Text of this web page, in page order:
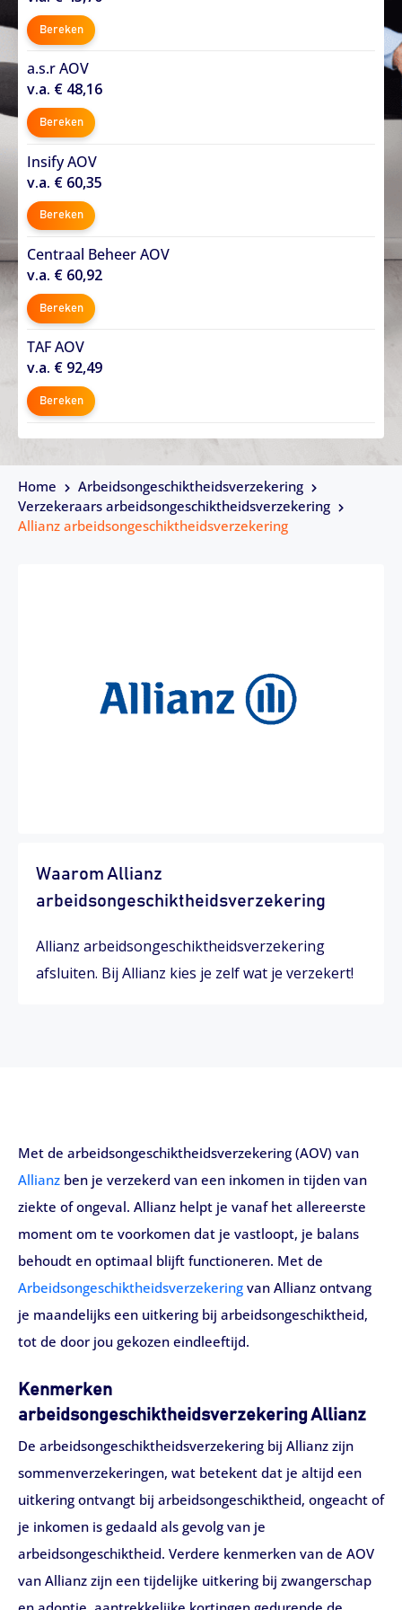
Bereken
a.s.r AOV
v.a. € 48,16
Bereken
Insify AOV
v.a. € 60,35
Bereken
Centraal Beheer AOV
v.a. € 60,92
Bereken
TAF AOV
v.a. € 92,49
Bereken
Home
Arbeidsongeschiktheids­­verzekering
Verzekeraars arbeidsongeschiktheidsverzekering
Allianz arbeidsongeschiktheidsverzekering
Waarom Allianz
arbeidsongeschiktheidsverzekering
Allianz arbeidsongeschiktheidsverzekering
afsluiten. Bij Allianz kies je zelf wat je verzekert!
Met de arbeidsongeschiktheidsverzekering (AOV) van
Allianz ben je verzekerd van een inkomen in tijden van
ziekte of ongeval. Allianz helpt je vanaf het allereerste
moment om te voorkomen dat je vastloopt, je balans
behoudt en optimaal blijft functioneren. Met de
Arbeidsongeschiktheidsverzekering van Allianz ontvang
je maandelijks een uitkering bij arbeidsongeschiktheid,
tot de door jou gekozen eindleeftijd.
Kenmerken
arbeidsongeschiktheidsverzekering Allianz
De arbeidsongeschiktheidsverzekering bij Allianz zijn
sommenverzekeringen, wat betekent dat je altijd een
uitkering ontvangt bij arbeidsongeschiktheid, ongeacht of
je inkomen is gedaald als gevolg van je
arbeidsongeschiktheid. Verdere kenmerken van de AOV
van Allianz zijn een tijdelijke uitkering bij zwangerschap